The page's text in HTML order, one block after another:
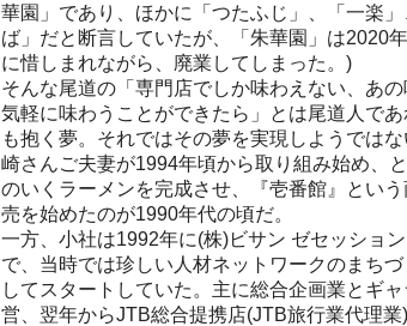
華園」であり、ほかに「つたふじ」、「一楽
ば」だと断言していたが、「朱華園」は2020
に惜しまれながら、廃業してしまった。)
そんな尾道の「専門店でしか味わえない、あ
気軽に味わうことができたら」とは尾道人であ
も抱く夢。それではその夢を実現しようでは
崎さんご夫妻が1994年頃から取り組み始め、
のいくラーメンを完成させ、『壱番館』という
売を始めたのが1990年代の頃だ。
一方、小社は1992年に(株)ビサン ゼセッショ
で、当時では珍しい人材ネットワークのまちづ
してスタートしていた。主に総合企画業とギ
営、翌年からJTB総合提携店(JTB旅行業代理業